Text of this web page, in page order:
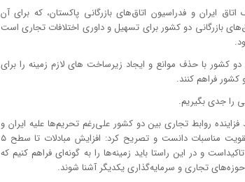
ایران و فدراسیون اتاق‌های بازرگانی پاکستان، که برای آن
بازرگانی دو کشور برای تسهیل و داوری اختلافات تجاری است
دو کشور با حذف موانع و ایجاد زیرساخت های لازم زمینه را برای
فراهم کنند.
را جدی بگیریم.
روابط تجاری بین دو کشور علی‌رغم تحریم‌ها علیه ایران و
شیوع کرونا را بیان‌گر تلاش دو ملت در راستای تقویت مناسبات دانست و تصریح کرد: افزایش مبادلات تا سطح ۵
و در این راستا باید زمینه‌ها را به ‌گونه‌ای فراهم کنیم که
تجاری و سرمایه‌گذاری یکدیگر آشنا شوند.